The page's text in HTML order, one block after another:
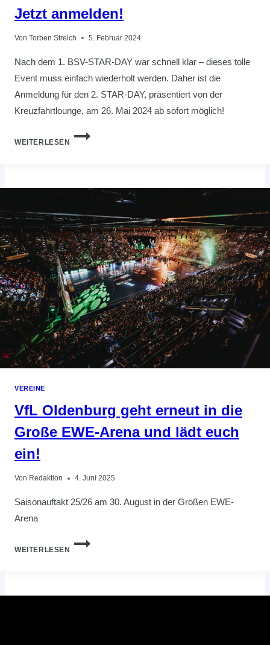
Jetzt anmelden!
Von Torben Streich 5. Februar 2024
Nach dem 1. BSV-STAR-DAY war schnell klar – dieses tolle
Event muss einfach wiederholt werden. Daher ist die
Anmeldung für den 2. STAR-DAY, präsentiert von der
Kreuzfahrtlounge, am 26. Mai 2024 ab sofort möglich!
WEITERLESEN
STAR-
ANMELDEN!
VEREINE
VfL Oldenburg geht erneut in die
Große EWE-Arena und lädt euch
ein!
Von Redaktion 4. Juni 2025
Saisonauftakt 25/26 am 30. August in der Großen EWE-
Arena
WEITERLESEN
VFL